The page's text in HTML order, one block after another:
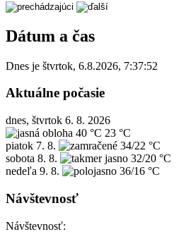
Dátum a čas
Dnes je štvrtok, 6.8.2026, 7:37:52
Aktuálne počasie
dnes, štvrtok 6. 8. 2026
40 °C 23 °C
piatok 7. 8.
34/22 °C
sobota 8. 8.
32/20 °C
nedeľa 9. 8. 36/16 °C
Návštevnosť
Návštevnosť: